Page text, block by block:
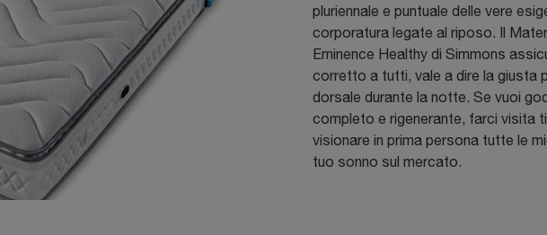
pluriennale e puntuale delle vere
corporatura legate al riposo. Il
Eminence Healthy di Simmons
corretto a tutti, vale a dire la giusta
dorsale durante la notte. Se vuoi
completo e rigenerante, farci visita
visionare in prima persona tutte le
tuo sonno sul mercato.